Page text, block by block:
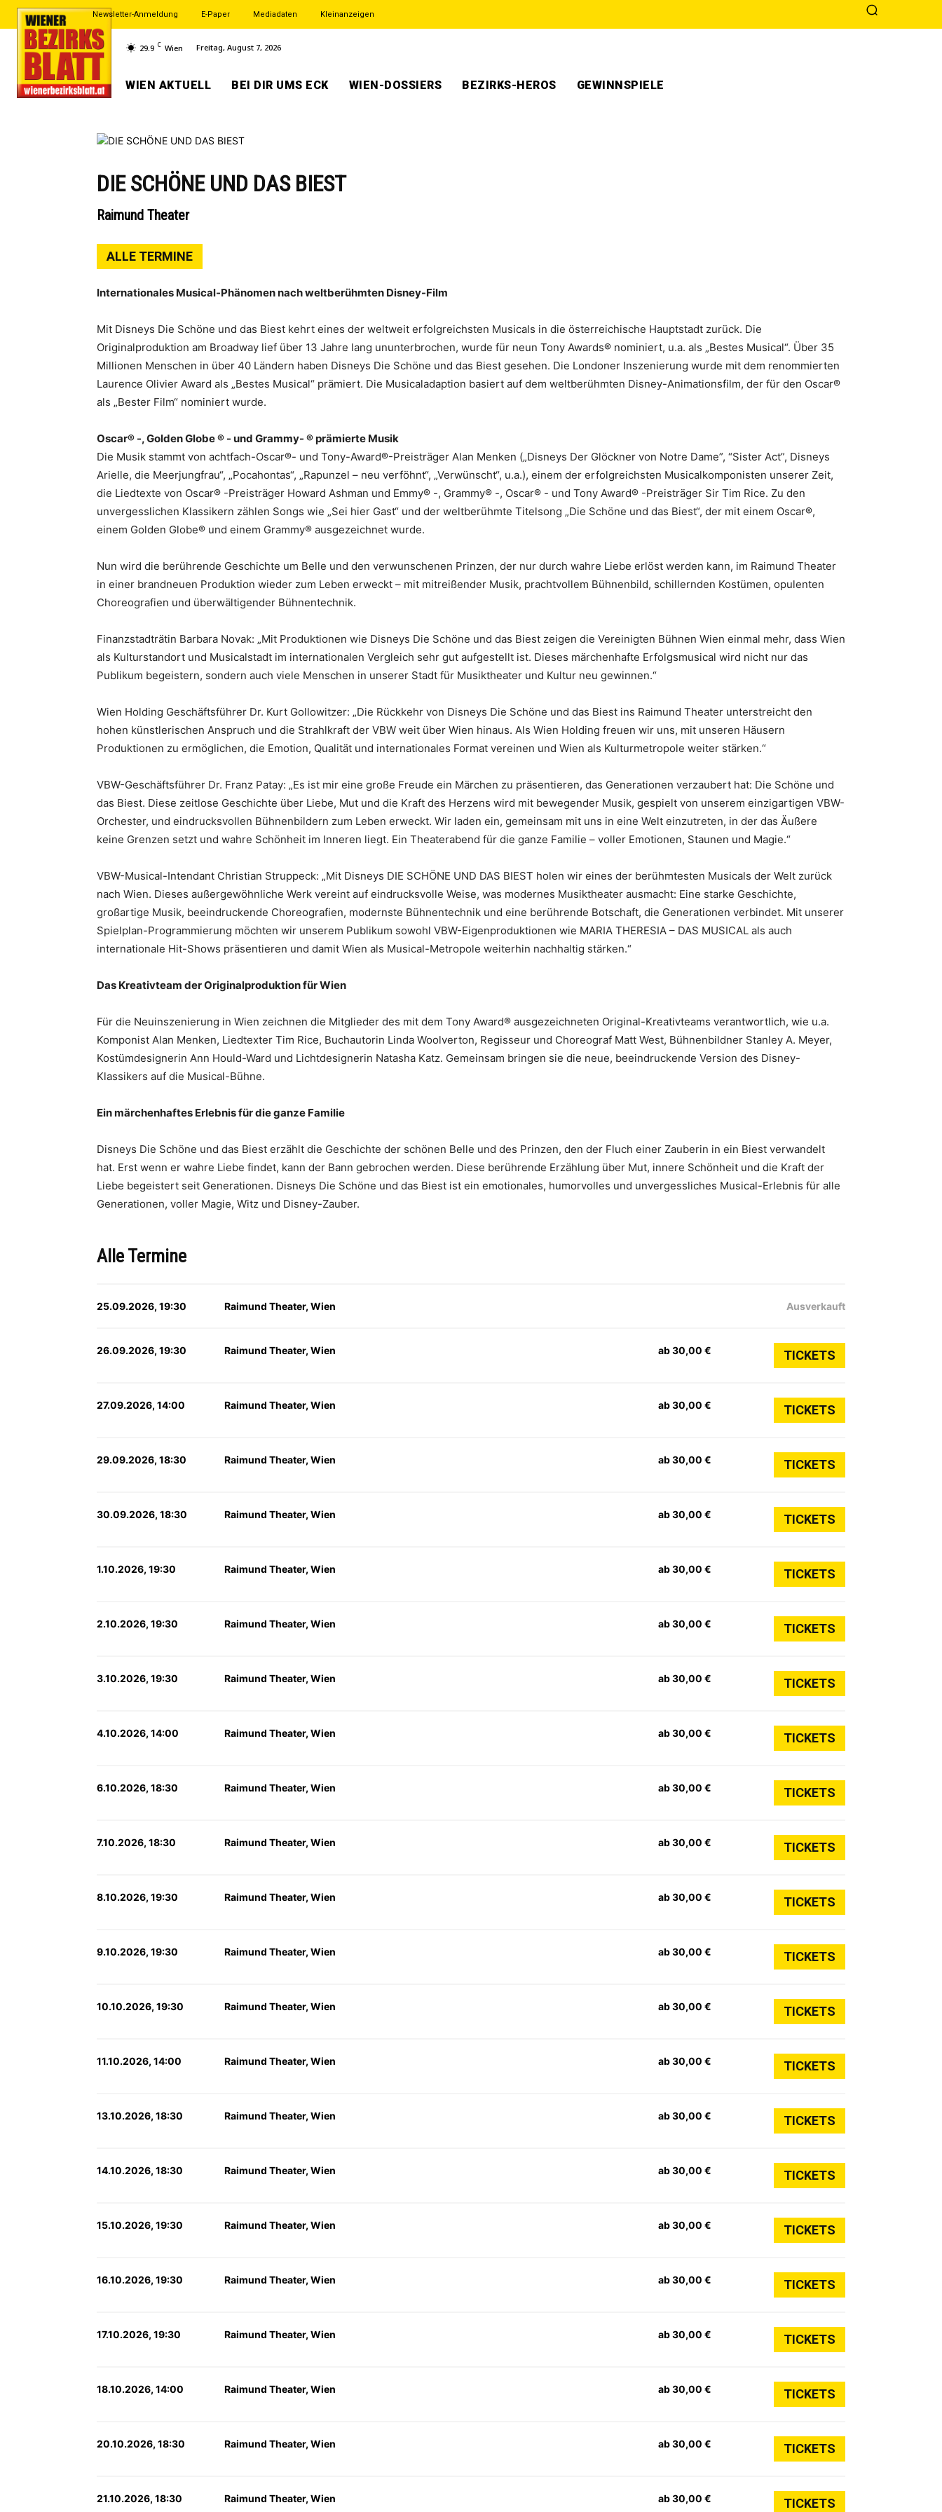
Newsletter-Anmeldung E-Paper Mediadaten Kleinanzeigen
29.9 C Wien Freitag, August 7, 2026
WIEN AKTUELL BEI DIR UMS ECK WIEN-DOSSIERS BEZIRKS-HEROS GEWINNSPIELE
DIE SCHÖNE UND DAS BIEST
Raimund Theater
ALLE TERMINE
Internationales Musical-Phänomen nach weltberühmten Disney-Film
Mit Disneys Die Schöne und das Biest kehrt eines der weltweit erfolgreichsten Musicals in die österreichische Hauptstadt zurück. Die
Originalproduktion am Broadway lief über 13 Jahre lang ununterbrochen, wurde für neun Tony Awards® nominiert, u.a. als „Bestes Musical“. Über 35
Millionen Menschen in über 40 Ländern haben Disneys Die Schöne und das Biest gesehen. Die Londoner Inszenierung wurde mit dem renommierten
Laurence Olivier Award als „Bestes Musical“ prämiert. Die Musicaladaption basiert auf dem weltberühmten Disney-Animationsfilm, der für den Oscar®
als „Bester Film“ nominiert wurde.
Oscar® -, Golden Globe ® - und Grammy- ® prämierte Musik
Die Musik stammt von achtfach-Oscar®- und Tony-Award®-Preisträger Alan Menken („Disneys Der Glöckner von Notre Dame”, “Sister Act”, Disneys
Arielle, die Meerjungfrau“, „Pocahontas“, „Rapunzel – neu verföhnt“, „Verwünscht“, u.a.), einem der erfolgreichsten Musicalkomponisten unserer Zeit,
die Liedtexte von Oscar® -Preisträger Howard Ashman und Emmy® -, Grammy® -, Oscar® - und Tony Award® -Preisträger Sir Tim Rice. Zu den
unvergesslichen Klassikern zählen Songs wie „Sei hier Gast“ und der weltberühmte Titelsong „Die Schöne und das Biest“, der mit einem Oscar®,
einem Golden Globe® und einem Grammy® ausgezeichnet wurde.
Nun wird die berührende Geschichte um Belle und den verwunschenen Prinzen, der nur durch wahre Liebe erlöst werden kann, im Raimund Theater
in einer brandneuen Produktion wieder zum Leben erweckt – mit mitreißender Musik, prachtvollem Bühnenbild, schillernden Kostümen, opulenten
Choreografien und überwältigender Bühnentechnik.
Finanzstadträtin Barbara Novak: „Mit Produktionen wie Disneys Die Schöne und das Biest zeigen die Vereinigten Bühnen Wien einmal mehr, dass Wien
als Kulturstandort und Musicalstadt im internationalen Vergleich sehr gut aufgestellt ist. Dieses märchenhafte Erfolgsmusical wird nicht nur das
Publikum begeistern, sondern auch viele Menschen in unserer Stadt für Musiktheater und Kultur neu gewinnen.“
Wien Holding Geschäftsführer Dr. Kurt Gollowitzer: „Die Rückkehr von Disneys Die Schöne und das Biest ins Raimund Theater unterstreicht den
hohen künstlerischen Anspruch und die Strahlkraft der VBW weit über Wien hinaus. Als Wien Holding freuen wir uns, mit unseren Häusern
Produktionen zu ermöglichen, die Emotion, Qualität und internationales Format vereinen und Wien als Kulturmetropole weiter stärken.“
VBW-Geschäftsführer Dr. Franz Patay: „Es ist mir eine große Freude ein Märchen zu präsentieren, das Generationen verzaubert hat: Die Schöne und
das Biest. Diese zeitlose Geschichte über Liebe, Mut und die Kraft des Herzens wird mit bewegender Musik, gespielt von unserem einzigartigen VBW-
Orchester, und eindrucksvollen Bühnenbildern zum Leben erweckt. Wir laden ein, gemeinsam mit uns in eine Welt einzutreten, in der das Äußere
keine Grenzen setzt und wahre Schönheit im Inneren liegt. Ein Theaterabend für die ganze Familie – voller Emotionen, Staunen und Magie.“
VBW-Musical-Intendant Christian Struppeck: „Mit Disneys DIE SCHÖNE UND DAS BIEST holen wir eines der berühmtesten Musicals der Welt zurück
nach Wien. Dieses außergewöhnliche Werk vereint auf eindrucksvolle Weise, was modernes Musiktheater ausmacht: Eine starke Geschichte,
großartige Musik, beeindruckende Choreografien, modernste Bühnentechnik und eine berührende Botschaft, die Generationen verbindet. Mit unserer
Spielplan-Programmierung möchten wir unserem Publikum sowohl VBW-Eigenproduktionen wie MARIA THERESIA – DAS MUSICAL als auch
internationale Hit-Shows präsentieren und damit Wien als Musical-Metropole weiterhin nachhaltig stärken.“
Das Kreativteam der Originalproduktion für Wien
Für die Neuinszenierung in Wien zeichnen die Mitglieder des mit dem Tony Award® ausgezeichneten Original-Kreativteams verantwortlich, wie u.a.
Komponist Alan Menken, Liedtexter Tim Rice, Buchautorin Linda Woolverton, Regisseur und Choreograf Matt West, Bühnenbildner Stanley A. Meyer,
Kostümdesignerin Ann Hould-Ward und Lichtdesignerin Natasha Katz. Gemeinsam bringen sie die neue, beeindruckende Version des Disney-
Klassikers auf die Musical-Bühne.
Ein märchenhaftes Erlebnis für die ganze Familie
Disneys Die Schöne und das Biest erzählt die Geschichte der schönen Belle und des Prinzen, den der Fluch einer Zauberin in ein Biest verwandelt
hat. Erst wenn er wahre Liebe findet, kann der Bann gebrochen werden. Diese berührende Erzählung über Mut, innere Schönheit und die Kraft der
Liebe begeistert seit Generationen. Disneys Die Schöne und das Biest ist ein emotionales, humorvolles und unvergessliches Musical-Erlebnis für alle
Generationen, voller Magie, Witz und Disney-Zauber.
Alle Termine
25.09.2026, 19:30 Raimund Theater, Wien Ausverkauft
26.09.2026, 19:30 Raimund Theater, Wien ab 30,00 € TICKETS
27.09.2026, 14:00 Raimund Theater, Wien ab 30,00 € TICKETS
29.09.2026, 18:30 Raimund Theater, Wien ab 30,00 € TICKETS
30.09.2026, 18:30 Raimund Theater, Wien ab 30,00 € TICKETS
1.10.2026, 19:30 Raimund Theater, Wien ab 30,00 € TICKETS
2.10.2026, 19:30 Raimund Theater, Wien ab 30,00 € TICKETS
3.10.2026, 19:30 Raimund Theater, Wien ab 30,00 € TICKETS
4.10.2026, 14:00 Raimund Theater, Wien ab 30,00 € TICKETS
6.10.2026, 18:30 Raimund Theater, Wien ab 30,00 € TICKETS
7.10.2026, 18:30 Raimund Theater, Wien ab 30,00 € TICKETS
8.10.2026, 19:30 Raimund Theater, Wien ab 30,00 € TICKETS
9.10.2026, 19:30 Raimund Theater, Wien ab 30,00 € TICKETS
10.10.2026, 19:30 Raimund Theater, Wien ab 30,00 € TICKETS
11.10.2026, 14:00 Raimund Theater, Wien ab 30,00 € TICKETS
13.10.2026, 18:30 Raimund Theater, Wien ab 30,00 € TICKETS
14.10.2026, 18:30 Raimund Theater, Wien ab 30,00 € TICKETS
15.10.2026, 19:30 Raimund Theater, Wien ab 30,00 € TICKETS
16.10.2026, 19:30 Raimund Theater, Wien ab 30,00 € TICKETS
17.10.2026, 19:30 Raimund Theater, Wien ab 30,00 € TICKETS
18.10.2026, 14:00 Raimund Theater, Wien ab 30,00 € TICKETS
20.10.2026, 18:30 Raimund Theater, Wien ab 30,00 € TICKETS
21.10.2026, 18:30 Raimund Theater, Wien ab 30,00 € TICKETS